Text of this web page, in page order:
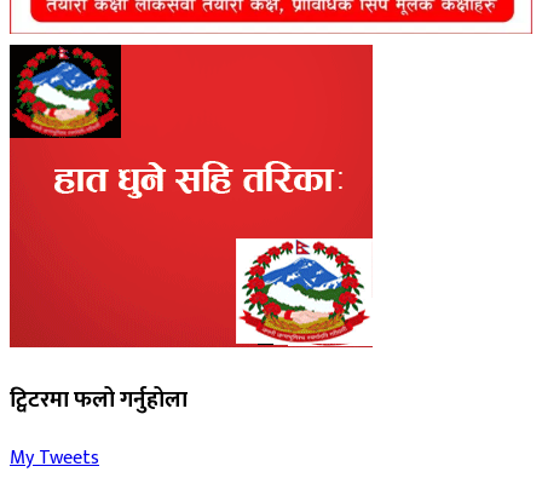
ट्विटरमा फलो गर्नुहोला
My Tweets